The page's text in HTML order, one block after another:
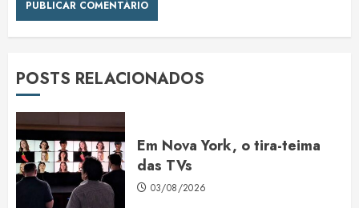
POSTS RELACIONADOS
Em Nova York, o tira-teima
das TVs
03/08/2026